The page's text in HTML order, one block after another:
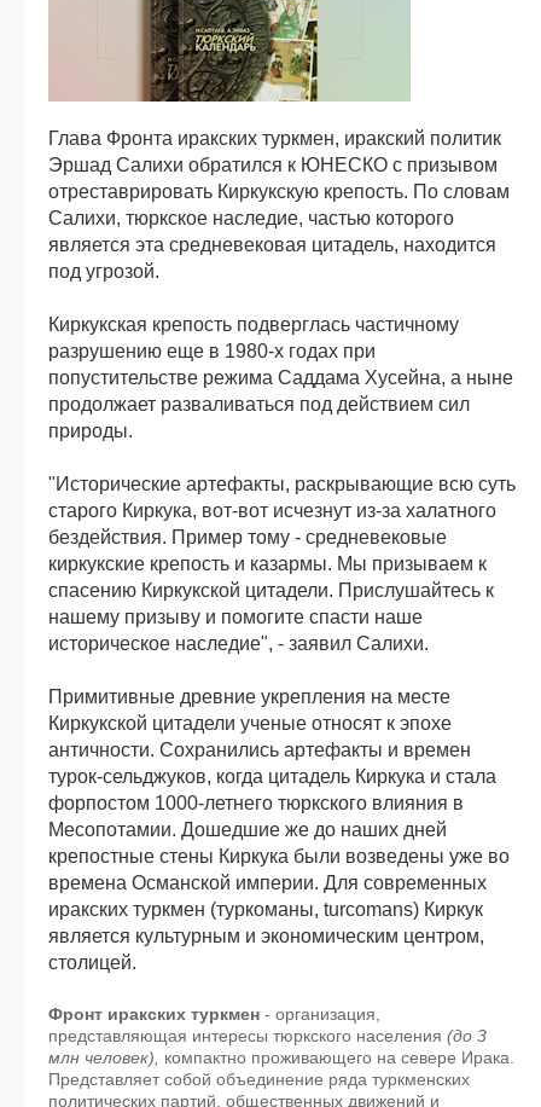
Глава Фронта иракских туркмен, иракский политик
Эршад Салихи обратился к ЮНЕСКО с призывом
отреставрировать Киркукскую крепость. По словам
Салихи, тюркское наследие, частью которого
является эта средневековая цитадель, находится
под угрозой.
Киркукская крепость подверглась частичному
разрушению еще в 1980-х годах при
попустительстве режима Саддама Хусейна, а ныне
продолжает разваливаться под действием сил
природы.
"Исторические артефакты, раскрывающие всю суть
старого Киркука, вот-вот исчезнут из-за халатного
бездействия. Пример тому - средневековые
киркукские крепость и казармы. Мы призываем к
спасению Киркукской цитадели. Прислушайтесь к
нашему призыву и помогите спасти наше
историческое наследие", - заявил Салихи.
Примитивные древние укрепления на месте
Киркукской цитадели ученые относят к эпохе
античности. Сохранились артефакты и времен
турок-сельджуков, когда цитадель Киркука и стала
форпостом 1000-летнего тюркского влияния в
Месопотамии. Дошедшие же до наших дней
крепостные стены Киркука были возведены уже во
времена Османской империи. Для современных
иракских туркмен (туркоманы, turcomans) Киркук
является культурным и экономическим центром,
столицей.
Фронт иракских туркмен - организация,
представляющая интересы тюркского населения (до 3
млн человек),
компактно проживающего на севере Ирака.
Представляет собой объединение ряда туркменских
политических партий, общественных движений и